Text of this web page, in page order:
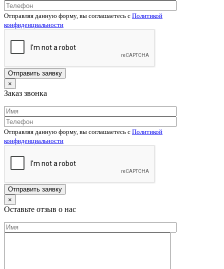
Отправляя данную форму, вы соглашаетесь c Политикой
конфиденциальности
×
Заказ звонка
Отправляя данную форму, вы соглашаетесь c Политикой
конфиденциальности
×
Оставьте отзыв о нас